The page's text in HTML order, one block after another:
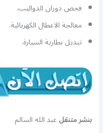
فحص دوزان الدواليب.
معالجة الاعطال الكهربائية.
تبديل بطارية السيارة.
بنشر متنقلعبد الله السالم